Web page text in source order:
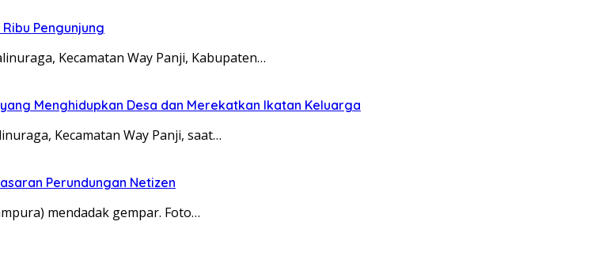
Pengunjung
Kecamatan Way Panji, Kabupaten…
Menghidupkan Desa dan Merekatkan Ikatan Keluarga
Kecamatan Way Panji, saat…
Perundungan Netizen
mendadak gempar. Foto…